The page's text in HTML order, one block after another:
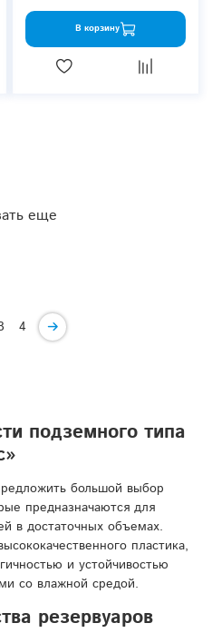
В корзину
еще
4
подземного типа
большой выбор
предназначаются для
в достаточных объемах.
пластика,
и устойчивостью
со влажной средой.
резервуаров